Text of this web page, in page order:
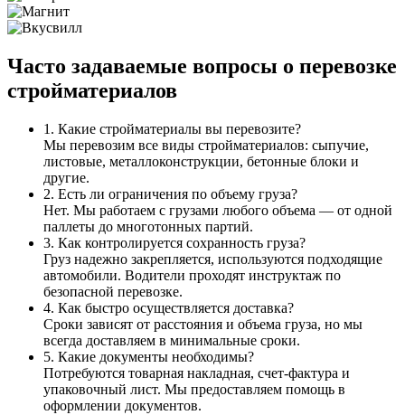
Часто задаваемые вопросы о перевозке
стройматериалов
1. Какие стройматериалы вы перевозите?
Мы перевозим все виды стройматериалов: сыпучие,
листовые, металлоконструкции, бетонные блоки и
другие.
2. Есть ли ограничения по объему груза?
Нет. Мы работаем с грузами любого объема — от одной
паллеты до многотонных партий.
3. Как контролируется сохранность груза?
Груз надежно закрепляется, используются подходящие
автомобили. Водители проходят инструктаж по
безопасной перевозке.
4. Как быстро осуществляется доставка?
Сроки зависят от расстояния и объема груза, но мы
всегда доставляем в минимальные сроки.
5. Какие документы необходимы?
Потребуются товарная накладная, счет-фактура и
упаковочный лист. Мы предоставляем помощь в
оформлении документов.